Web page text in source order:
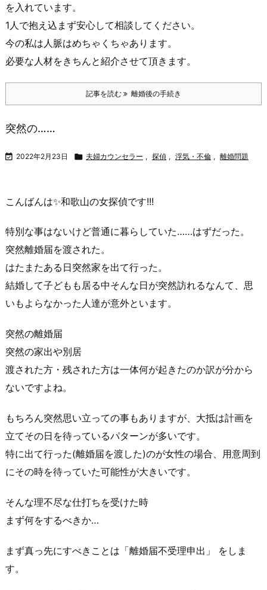
を入れています。
1人で抱え込まず安心して相談 してください。
今の私は人脈はめちゃくちゃあります。
必要な人材をきちんと紹介させて頂きます。
記事を読む 離婚後の手続き
突然の……
 2022年2月23日  夫婦カウンセラー , 探偵 , 浮気・不倫 , 離婚問題
こんばんは✨和歌山の女探偵です!!!
特別な事はないけど普通に暮らしていた……はずだった。
突然離婚届を渡された。
はたまたある日突然家を出て行った。
結婚して子どもも居る中そんな日が突然訪れるなんて、思
いもよらなかった人達が意外といます。
突然の離婚届
突然の家出や別居
渡された方・残された方は一体何が起きたのか訳が分から
ないですよね。
もちろん突然思い立っての事もありますが、大抵は計画を
立てその日を待っているパターンが多いです。
特に出て行った(離婚届を渡した)のが女性の場合、用意周到
にその時を待っていた可能性が大きいです。
そんな理不尽な仕打ちを受けた時
まず何をするべきか…
まず真っ先にすべきことは「離婚届不受理申出」 をしま
す。